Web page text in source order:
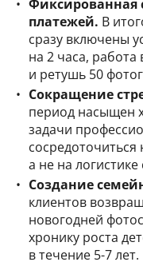
Фиксированная
платежей. В
сразу включены
на 2 часа,
и ретушь 50
Сокращение
период насыщен
задачи
сосредоточиться
а не на
Создание
клиентов
новогодней
хронику роста
в течение 5-7 лет.